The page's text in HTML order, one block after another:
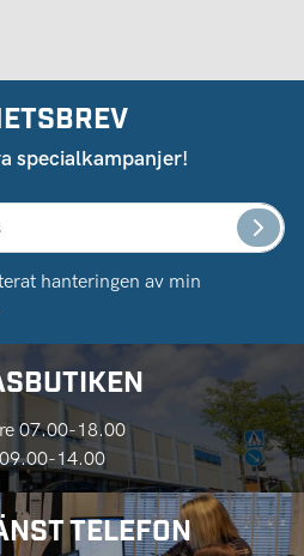
specialkampanjer!
hanteringen av min
07.00-18.00
14.00
TELEFON